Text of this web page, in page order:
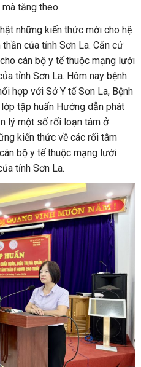
tăng theo.
những kiến thức mới cho hệ
của tỉnh Sơn La. Căn cứ
cán bộ y tế thuộc mạng lưới
tỉnh Sơn La. Hôm nay bệnh
hợp với Sở Y tế Sơn La, Bệnh
tập huấn Hướng dẫn phát
lý một số rối loạn tâm ở
kiến thức về các rối tâm
bộ y tế thuộc mạng lưới
tỉnh Sơn La.